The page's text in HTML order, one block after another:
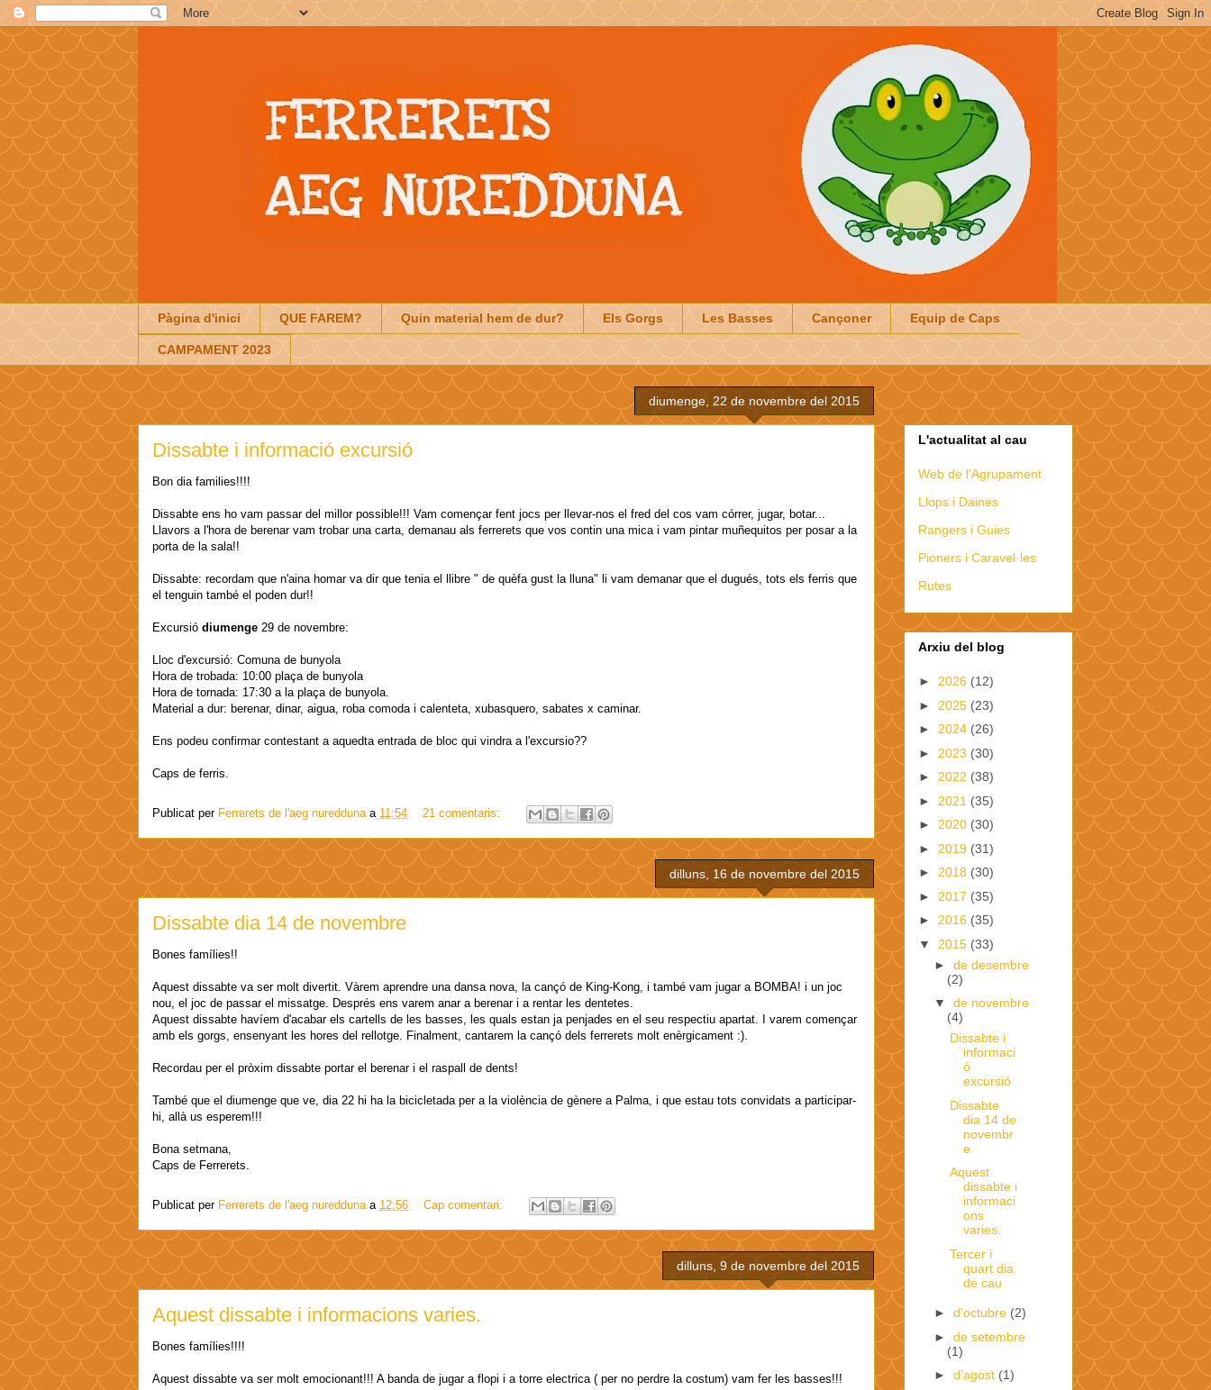
Pàgina d'inici QUE FAREM? Quin material hem de dur? Els Gorgs Les Basses Cançoner Equip de Caps
CAMPAMENT 2023
diumenge, 22 de novembre del 2015
Dissabte i informació excursió
Bon dia families!!!!
Dissabte ens ho vam passar del millor possible!!! Vam començar fent jocs per llevar-nos el fred del cos vam córrer, jugar, botar...
Llavors a l'hora de berenar vam trobar una carta, demanau als ferrerets que vos contin una mica i vam pintar muñequitos per posar a la
porta de la sala!!
Dissabte: recordam que n'aina homar va dir que tenia el llibre " de quèfa gust la lluna" li vam demanar que el dugués, tots els ferris que
el tenguin també el poden dur!!
Excursió diumenge 29 de novembre:
Lloc d'excursió: Comuna de bunyola
Hora de trobada: 10:00 plaça de bunyola
Hora de tornada: 17:30 a la plaça de bunyola.
Material a dur: berenar, dinar, aigua, roba comoda i calenteta, xubasquero, sabates x caminar.
Ens podeu confirmar contestant a aquedta entrada de bloc qui vindra a l'excursio??
Caps de ferris.
Publicat per Ferrerets de l'aeg nuredduna a 11:54 21 comentaris:
dilluns, 16 de novembre del 2015
Dissabte dia 14 de novembre
Bones famílies!!
Aquest dissabte va ser molt divertit. Vàrem aprendre una dansa nova, la cançó de King-Kong, i també vam jugar a BOMBA! i un joc
nou, el joc de passar el missatge. Després ens varem anar a berenar i a rentar les dentetes.
Aquest dissabte havíem d'acabar els cartells de les basses, les quals estan ja penjades en el seu respectiu apartat. I varem començar
amb els gorgs, ensenyant les hores del rellotge. Finalment, cantarem la cançó dels ferrerets molt enèrgicament :).
Recordau per el pròxim dissabte portar el berenar i el raspall de dents!
També que el diumenge que ve, dia 22 hi ha la bicicletada per a la violència de gènere a Palma, i que estau tots convidats a participar-
hi, allà us esperem!!!
Bona setmana,
Caps de Ferrerets.
Publicat per Ferrerets de l'aeg nuredduna a 12:56 Cap comentari:
dilluns, 9 de novembre del 2015
Aquest dissabte i informacions varies.
Bones famílies!!!!
Aquest dissabte va ser molt emocionant!!! A banda de jugar a flopi i a torre electrica ( per no perdre la costum) vam fer les basses!!!
L'actualitat al cau
Web de l'Agrupament
Llops i Daines
Rangers i Guies
Pioners i Caravel·les
Rutes
Arxiu del blog
► 2026 (12)
► 2025 (23)
► 2024 (26)
► 2023 (30)
► 2022 (38)
► 2021 (35)
► 2020 (30)
► 2019 (31)
► 2018 (30)
► 2017 (35)
► 2016 (35)
▼ 2015 (33)
► de desembre
(2)
▼ de novembre
(4)
Dissabte i
informaci
ó
excursió
Dissabte
dia 14 de
novembr
e
Aquest
dissabte i
informaci
ons
varies.
Tercer i
quart dia
de cau
► d’octubre (2)
► de setembre
(1)
► d’agost (1)